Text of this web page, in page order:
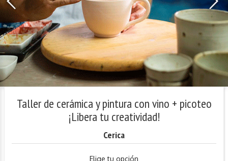
Taller de cerámica y pintura con vino + picoteo
¡Libera tu creatividad!
Cerica
Elige tu opción